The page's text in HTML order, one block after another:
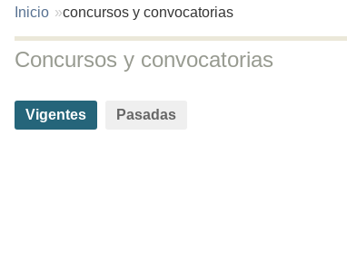
You
here:
Inicio concursos y convocatorias
Concursos y convocatorias
Solapas
Vigentes (solapa
activa)
Pasadas